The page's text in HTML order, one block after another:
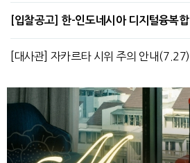
[입찰공고] 한-인도네시아 디지털융복합
[대사관] 자카르타 시위 주의 안내(7.27)